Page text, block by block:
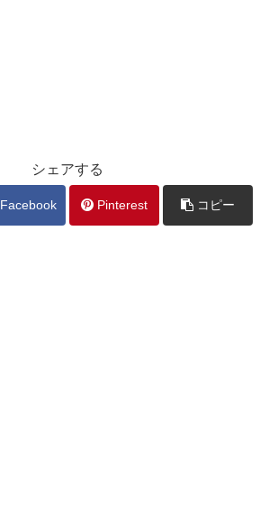
シェアする
Facebook Pinterest コピー